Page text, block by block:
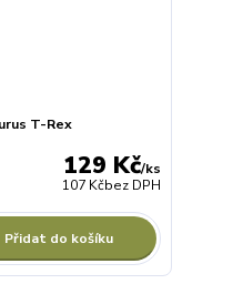
T-Rex
129 Kč/ks
107 Kčbez DPH
Přidat do košíku